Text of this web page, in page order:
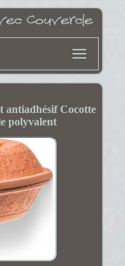
antiadhésif Cocotte
polyvalent